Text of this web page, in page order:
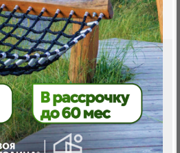
ул. Игоря Лученка
566 м
реализован